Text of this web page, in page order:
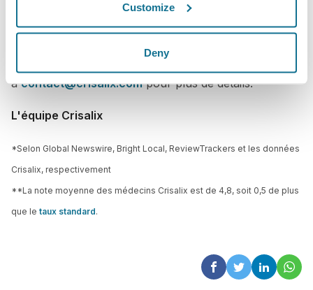
Customize
Deny
expériences positives et renforcent la confiance
envers votre pratique médicale.
Contactez votre Responsable Commercial ou écrivez
àcontact@crisalix.compour plus de détails.
L'équipe Crisalix
*Selon Global Newswire, Bright Local, ReviewTrackers et les données
Crisalix, respectivement
**La note moyenne des médecins Crisalix est de 4,8, soit 0,5 de plus
que le taux standard.